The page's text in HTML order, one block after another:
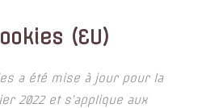
(EU)
a été mise à jour pour la
2022 et s’applique aux